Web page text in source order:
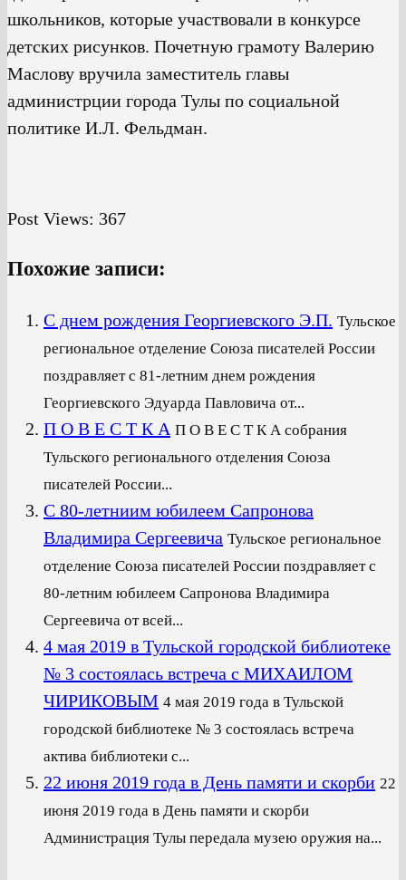
школьников, которые участвовали в конкурсе
детских рисунков. Почетную грамоту Валерию
Маслову вручила заместитель главы
администрции города Тулы по социальной
политике И.Л. Фельдман.
Post Views: 367
Похожие записи:
С днем рождения Георгиевского Э.П. Тульское
региональное отделение Союза писателей России
поздравляет с 81-летним днем рождения
Георгиевского Эдуарда Павловича от...
П О В Е С Т К А П О В Е С Т К А собрания
Тульского регионального отделения Союза
писателей России...
С 80-летниим юбилеем Сапронова
Владимира Сергеевича Тульское региональное
отделение Союза писателей России поздравляет с
80-летним юбилеем Сапронова Владимира
Сергеевича от всей...
4 мая 2019 в Тульской городской библиотеке
№ 3 состоялась встреча с МИХАИЛОМ
ЧИРИКОВЫМ 4 мая 2019 года в Тульской
городской библиотеке № 3 состоялась встреча
актива библиотеки с...
22 июня 2019 года в День памяти и скорби 22
июня 2019 года в День памяти и скорби
Администрация Тулы передала музею оружия на...